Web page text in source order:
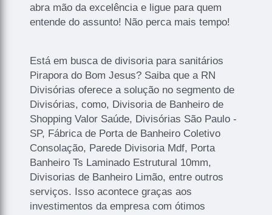
abra mão da excelência e ligue para quem
entende do assunto! Não perca mais tempo!
Está em busca de divisoria para sanitários
Pirapora do Bom Jesus? Saiba que a RN
Divisórias oferece a solução no segmento de
Divisórias, como, Divisoria de Banheiro de
Shopping Valor Saúde, Divisórias São Paulo -
SP, Fábrica de Porta de Banheiro Coletivo
Consolação, Parede Divisoria Mdf, Porta
Banheiro Ts Laminado Estrutural 10mm,
Divisorias de Banheiro Limão, entre outros
serviços. Isso acontece graças aos
investimentos da empresa com ótimos